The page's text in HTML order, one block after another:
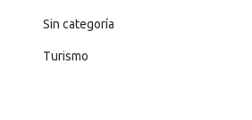
Sin categoría
Turismo